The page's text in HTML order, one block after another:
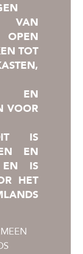
VAN
TOT
EN
VOOR
IS
EN
EN IS
HET